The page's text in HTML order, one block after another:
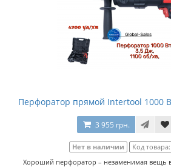
Перфоратор прямой Intertool 1000
3 955 грн.
Нет в наличии Код товара:
Хороший перфоратор – незаменимая вещь